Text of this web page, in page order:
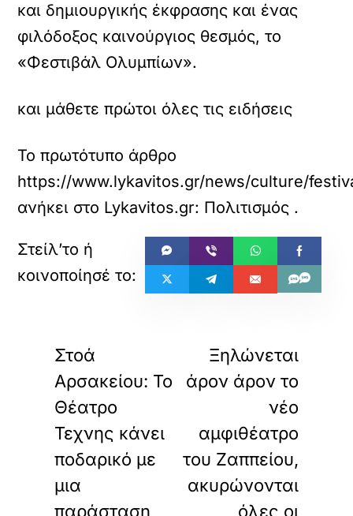
και δημιουργικής έκφρασης και ένας
φιλόδοξος καινούργιος θεσμός, το
«Φεστιβάλ Ολυμπίων».
και μάθετε πρώτοι όλες τις ειδήσεις
Το πρωτότυπο άρθρο
https://www.lykavitos.gr/news/culture/
ανήκει στο Lykavitos.gr: Πολιτισμός .
Στοά
Αρσακείου: Το
Θέατρο
Τεχνης κάνει
ποδαρικό με
μια
παράσταση
Ξηλώνεται
άρον άρον το
νέο
αμφιθέατρο
του Ζαππείου,
ακυρώνονται
όλες οι